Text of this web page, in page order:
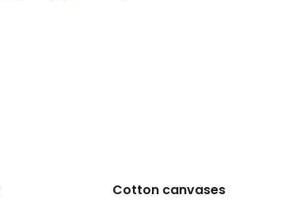
Cotton canvases